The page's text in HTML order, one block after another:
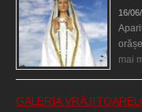
16/
mai
GALERIA